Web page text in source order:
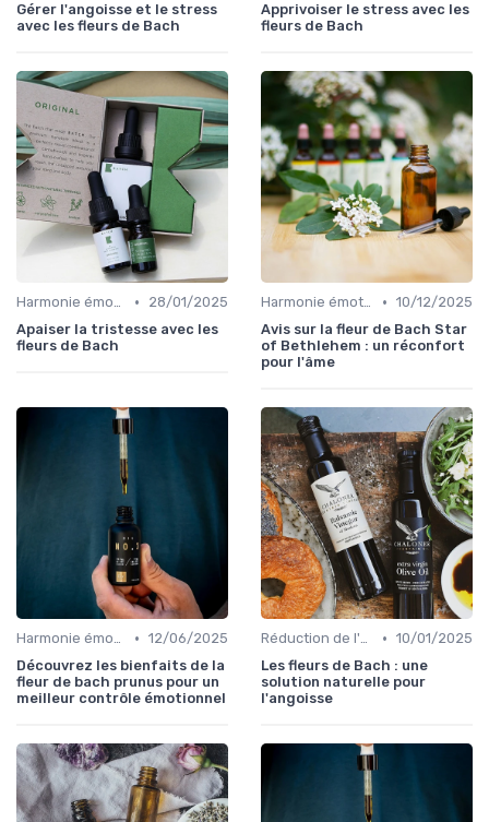
Gérer l'angoisse et le stress
avec les fleurs de Bach
Apprivoiser le stress avec les
fleurs de Bach
Harmonie émotionnelle •
28/01/2025
Apaiser la tristesse avec les
fleurs de Bach
Harmonie émotionnelle • 10/12/2025
Avis sur la fleur de Bach Star
of Bethlehem : un réconfort
pour l'âme
Harmonie émotionnelle • 12/06/2025
Découvrez les bienfaits de la
fleur de bach prunus pour un
meilleur contrôle émotionnel
Réduction de l'anxiété • 10/01/2025
Les fleurs de Bach : une
solution naturelle pour
l'angoisse